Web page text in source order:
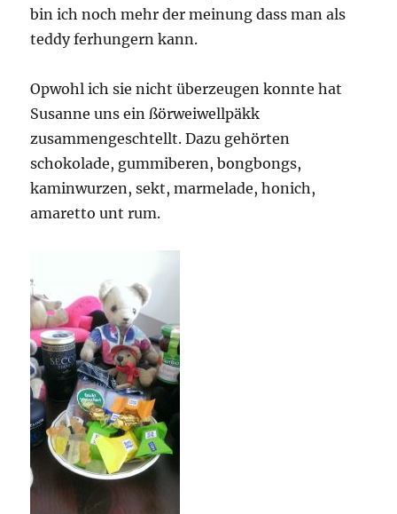
bin ich noch mehr der meinung dass man als
teddy ferhungern kann.
Opwohl ich sie nicht überzeugen konnte hat
Susanne uns ein ßörweiwellpäkk
zusammengeschtellt. Dazu gehörten
schokolade, gummiberen, bongbongs,
kaminwurzen, sekt, marmelade, honich,
amaretto unt rum.